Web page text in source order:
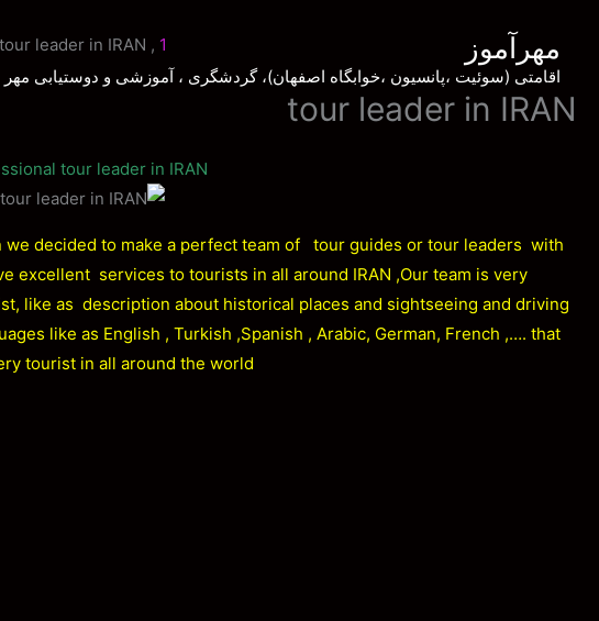
مهرآموز
اقامتی (سوئیت ،پانسیون ،خوابگاه اصفهان)، گردشگری ، آموزشی و دوستیابی
1
,
tour leader in IRAN
tour leader in IRAN
tour leader in IRAN
we decided to make a perfect team of tour guides or tour leaders with
excellent services to tourists in all around IRAN ,Our team is very
like as description about historical places and sightseeing and driving
like as English , Turkish ,Spanish , Arabic, German, French ,…. that
tourist in all around the world